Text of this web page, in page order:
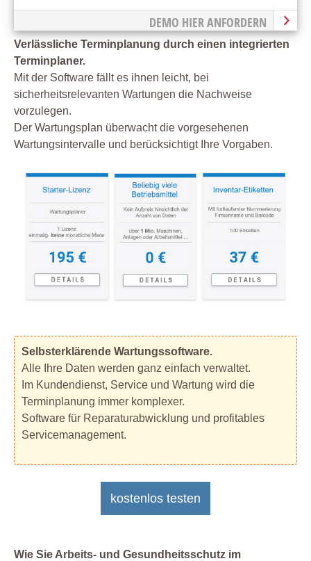
DEMO HIER ANFORDERN
Verlässliche Terminplanung durch einen integrierten
Terminplaner.
Mit der Software fällt es ihnen leicht, bei
sicherheitsrelevanten Wartungen die Nachweise
vorzulegen.
Der Wartungsplan überwacht die vorgesehenen
Wartungsintervalle und berücksichtigt Ihre Vorgaben.
Selbsterklärende Wartungssoftware.
Alle Ihre Daten werden ganz einfach verwaltet.
Im Kundendienst, Service und Wartung wird die
Terminplanung immer komplexer.
Software für Reparaturabwicklung und profitables
Servicemanagement.
kostenlos testen
Wie Sie Arbeits- und Gesundheitsschutz im